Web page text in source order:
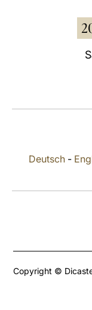
Deutsch -
Copyright ©